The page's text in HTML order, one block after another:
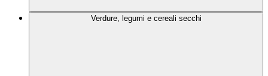
Verdure, legumi e cereali secchi